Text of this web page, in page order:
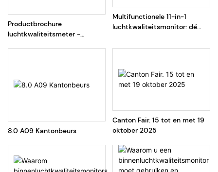
Productbrochure
luchtkwaliteitsmeter -
Multifunctionele 11-in-1
luchtkwaliteitsmonitor: dé
gezonder binnenklimaat.
8.0 A09 Kantonbeurs
Canton Fair. 15 tot en met 19
oktober 2025